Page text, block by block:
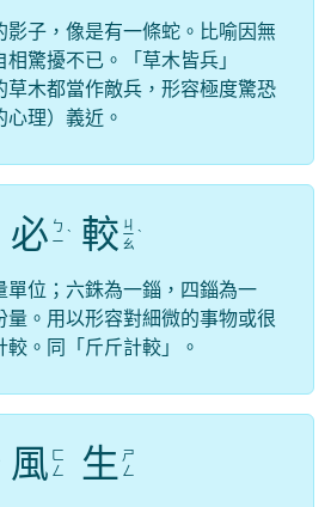
影子，像是有一條蛇。比喻因無
驚擾不已。「草木皆兵」
草木都當作敵兵，形容極度驚恐
心理）義近。
必 ㄅ
ㄧ ˋ 較 ㄐ
ㄧ
ㄠ
ˋ
單位；六銖為一錙，四錙為一
量。用以形容對細微的事物或很
較。同「斤斤計較」。
風 ㄈ
ㄥ
生 ㄕ
ㄥ